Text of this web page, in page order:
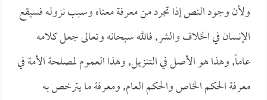
ولأن وجود النص إذا تجرد من معرفة معناه وسبب نزوله فسيقع
الإنسان في الخلاف والشر, فالله سبحانه وتعالى جعل كلامه
عاماً, وهذا هو الأصل في التنزيل, وهذا العموم لمصلحة الأمة في
معرفة الحكم الخاص والحكم العام, ومعرفة ما يترخص به